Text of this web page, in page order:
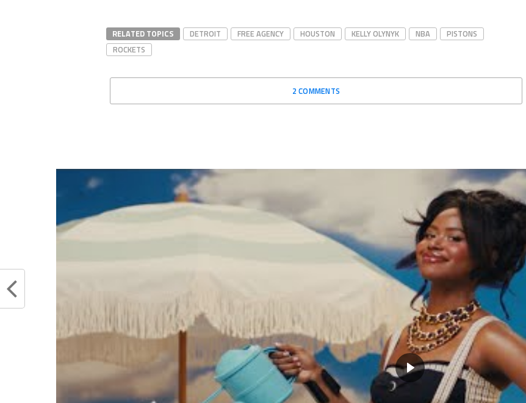
RELATED TOPICS DETROIT FREE AGENCY HOUSTON KELLY OLYNYK NBA
PISTONS
ROCKETS
2 COMMENTS